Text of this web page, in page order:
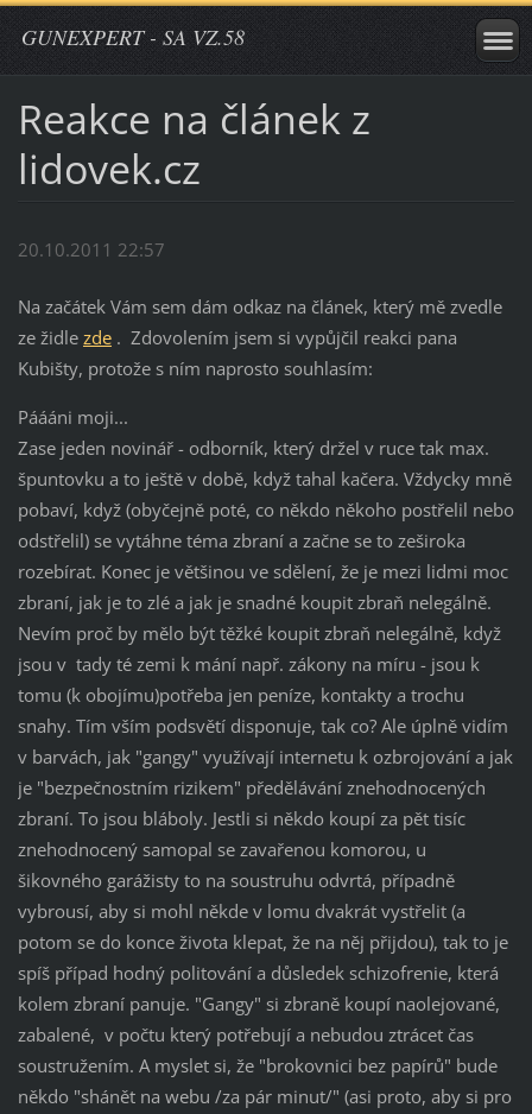
GUNEXPERT - SA VZ.58
Reakce na článek z
lidovek.cz
20.10.2011 22:57
Na začátek Vám sem dám odkaz na článek, který mě zvedle
ze židle zde. Zdovolením jsem si vypůjčil reakci pana
Kubišty, protože s ním naprosto souhlasím:
Páááni moji...
Zase jeden novinář - odborník, který držel v ruce tak max.
špuntovku a to ještě v době, když tahal kačera. Vždycky mně
pobaví, když (obyčejně poté, co někdo někoho postřelil nebo
odstřelil) se vytáhne téma zbraní a začne se to zeširoka
rozebírat. Konec je většinou ve sdělení, že je mezi lidmi moc
zbraní, jak je to zlé a jak je snadné koupit zbraň nelegálně.
Nevím proč by mělo být těžké koupit zbraň nelegálně, když
jsou v tady té zemi k mání např. zákony na míru - jsou k
tomu (k obojímu)potřeba jen peníze, kontakty a trochu
snahy. Tím vším podsvětí disponuje, tak co? Ale úplně vidím
v barvách, jak "gangy" využívají internetu k ozbrojování a jak
je "bezpečnostním rizikem" předělávání znehodnocených
zbraní. To jsou bláboly. Jestli si někdo koupí za pět tisíc
znehodnocený samopal se zavařenou komorou, u
šikovného garážisty to na soustruhu odvrtá, případně
vybrousí, aby si mohl někde v lomu dvakrát vystřelit (a
potom se do konce života klepat, že na něj přijdou), tak to je
spíš případ hodný politování a důsledek schizofrenie, která
kolem zbraní panuje. "Gangy" si zbraně koupí naolejované,
zabalené, v počtu který potřebují a nebudou ztrácet čas
soustružením. A myslet si, že "brokovnici bez papírů" bude
někdo "shánět na webu /za pár minut/" (asi proto, aby si pro